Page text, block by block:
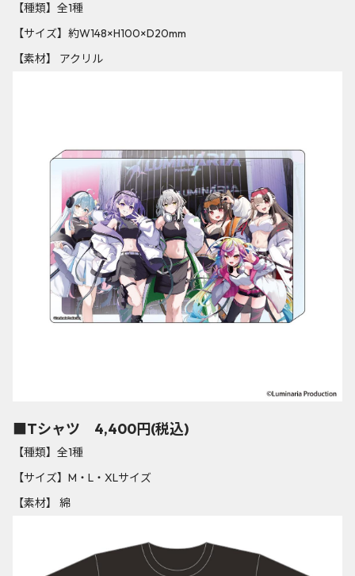
【種類】全1種
【サイズ】約W148×H100×D20mm
【素材】 アクリル
■Tシャツ 4,400円(税込)
【種類】全1種
【サイズ】M・L・XLサイズ
【素材】 綿